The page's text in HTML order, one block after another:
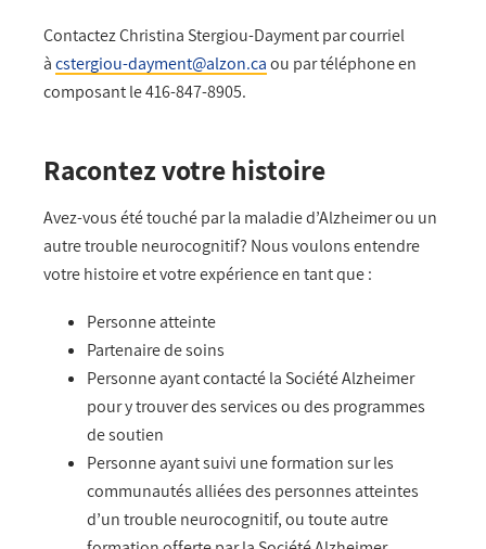
Contactez Christina Stergiou-Dayment par courriel
àcstergiou-dayment@alzon.caou par téléphone en
composant le 416-847-8905.
Racontez votre histoire
Avez-vous été touché par la maladie d’Alzheimer ou un
autre trouble neurocognitif? Nous voulons entendre
votre histoire et votre expérience en tant que :
Personne atteinte
Partenaire de soins
Personne ayant contacté la Société Alzheimer
pour y trouver des services ou des programmes
de soutien
Personne ayant suivi une formation sur les
communautés alliées des personnes atteintes
d’un trouble neurocognitif, ou toute autre